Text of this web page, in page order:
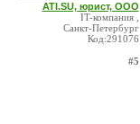
ATI.SU, юрист, ООО
IT-компания ,
Санкт-Петербург
Код:291076
#5